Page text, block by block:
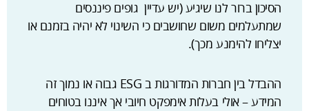
הסיכון ברור לנו שיגיע (יש עדיין גופים פיננסים
שמתעלמים משום שחושבים כי השינוי לא יהיה בזמנם או
יצליחו להימנע מכך).
ההבדל בין חברות המדורגות ב ESG גבוה או נמוך זה
המידע – אולי בעלות אימפקט חיובי אך איננו בטוחים